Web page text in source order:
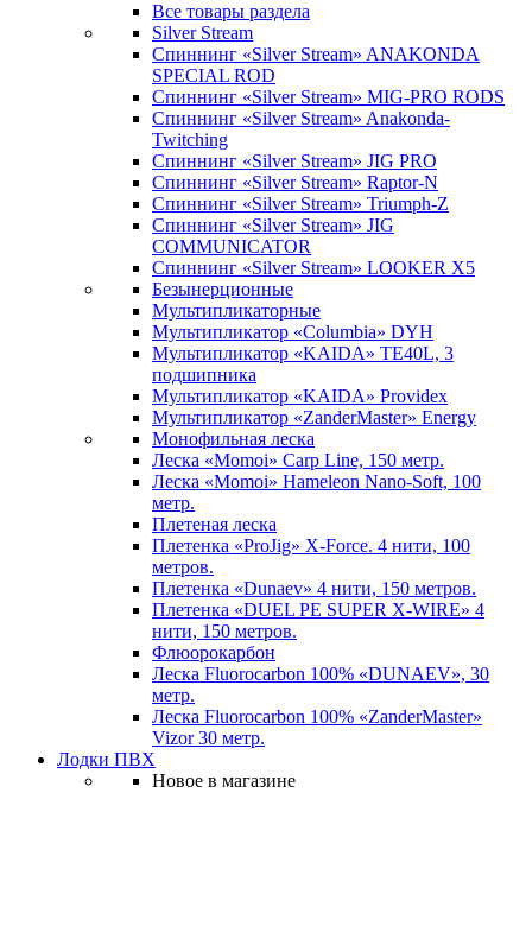
Все товары раздела
Silver Stream
Спиннинг «Silver Stream» ANAKONDA
SPECIAL ROD
Спиннинг «Silver Stream» MIG-PRO RODS
Спиннинг «Silver Stream» Anakonda-
Twitching
Спиннинг «Silver Stream» JIG PRO
Спиннинг «Silver Stream» Raptor-N
Спиннинг «Silver Stream» Triumph-Z
Спиннинг «Silver Stream» JIG
COMMUNICATOR
Спиннинг «Silver Stream» LOOKER X5
Безынерционные
Мультипликаторные
Мультипликатор «Columbia» DYH
Мультипликатор «KAIDA» TE40L, 3
подшипника
Мультипликатор «KAIDA» Providex
Мультипликатор «ZanderMaster» Energy
Монофильная леска
Леска «Momoi» Carp Line, 150 метр.
Леска «Momoi» Hameleon Nano-Soft, 100
метр.
Плетеная леска
Плетенка «ProJig» X-Force. 4 нити, 100
метров.
Плетенка «Dunaev» 4 нити, 150 метров.
Плетенка «DUEL PE SUPER X-WIRE» 4
нити, 150 метров.
Флюорокарбон
Леска Fluorocarbon 100% «DUNAEV», 30
метр.
Леска Fluorocarbon 100% «ZanderMaster»
Vizor 30 метр.
Лодки ПВХ
Новое в магазине